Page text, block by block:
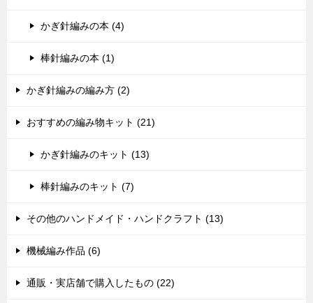
かぎ針編みの本 (4)
棒針編みの本 (1)
かぎ針編みの編み方 (2)
おすすめの編み物キット (21)
かぎ針編みのキット (13)
棒針編みのキット (7)
その他のハンドメイド・ハンドクラフト (13)
機械編み作品 (6)
通販・実店舗で購入したもの (22)